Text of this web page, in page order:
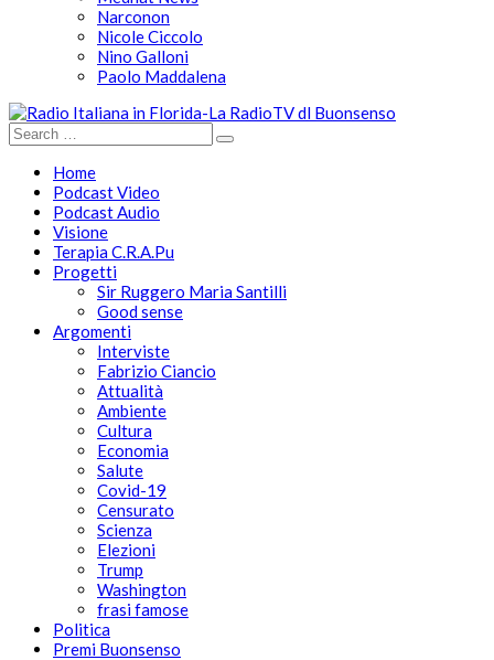
Narconon
Nicole Ciccolo
Nino Galloni
Paolo Maddalena
Home
Podcast Video
Podcast Audio
Visione
Terapia C.R.A.Pu
Progetti
Sir Ruggero Maria Santilli
Good sense
Argomenti
Interviste
Fabrizio Ciancio
Attualità
Ambiente
Cultura
Economia
Salute
Covid-19
Censurato
Scienza
Elezioni
Trump
Washington
frasi famose
Politica
Premi Buonsenso